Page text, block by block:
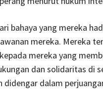
bahaya yang mereka
mereka. Mereka
mereka yang
dan solidaritas di
didengar dalam